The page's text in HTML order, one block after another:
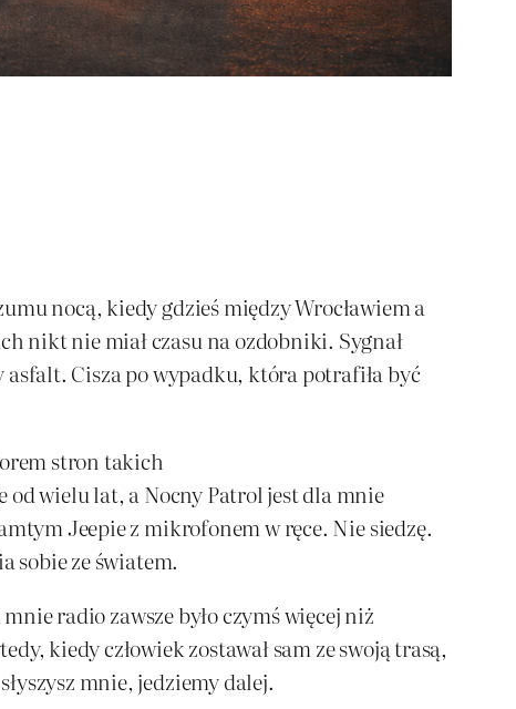
nocą, kiedy gdzieś między Wrocławiem a
nikt nie miał czasu na ozdobniki. Sygnał
Cisza po wypadku, która potrafiła być
stron takich
od wielu lat, a Nocny Patrol jest dla mnie
Jeepie z mikrofonem w ręce. Nie siedzę.
sobie ze światem.
radio zawsze było czymś więcej niż
kiedy człowiek zostawał sam ze swoją trasą,
mnie, jedziemy dalej.